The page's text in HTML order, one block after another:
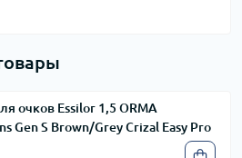
очков Essilor 1,5 ORMA
Gen S Brown/Grey Crizal Easy Pro